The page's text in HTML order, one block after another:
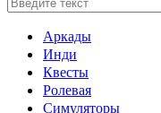
Аркады
Инди
Квесты
Ролевая
Симуляторы